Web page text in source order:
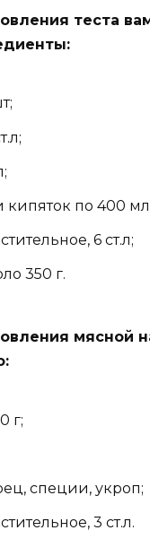
теста
кипяток по 400
6 ст.л;
350 г.
мясной
г;
специи, укроп;
3 ст.л.